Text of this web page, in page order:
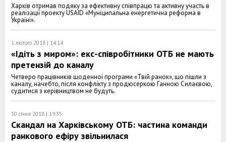
Харків отримав подяку за ефективну співпрацю та активну участь в
реалізації проекту USAID «Муніципальна енергетична реформа в
Україні».
1 лютого 2018 | 14:14
«Ідіть з миром»: екс-співробітники ОТБ не мають
претензій до каналу
Четверо працівників щоденної програми «Твій ранок», що пішли з
каналу, начебто, після конфлікту з продюсеркою Ганною Силаєвою,
судитися з керівництвом не будуть.
30 січня 2018 | 19:35
Скандал на Харківському ОТБ: частина команди
ранкового ефіру звільнилася